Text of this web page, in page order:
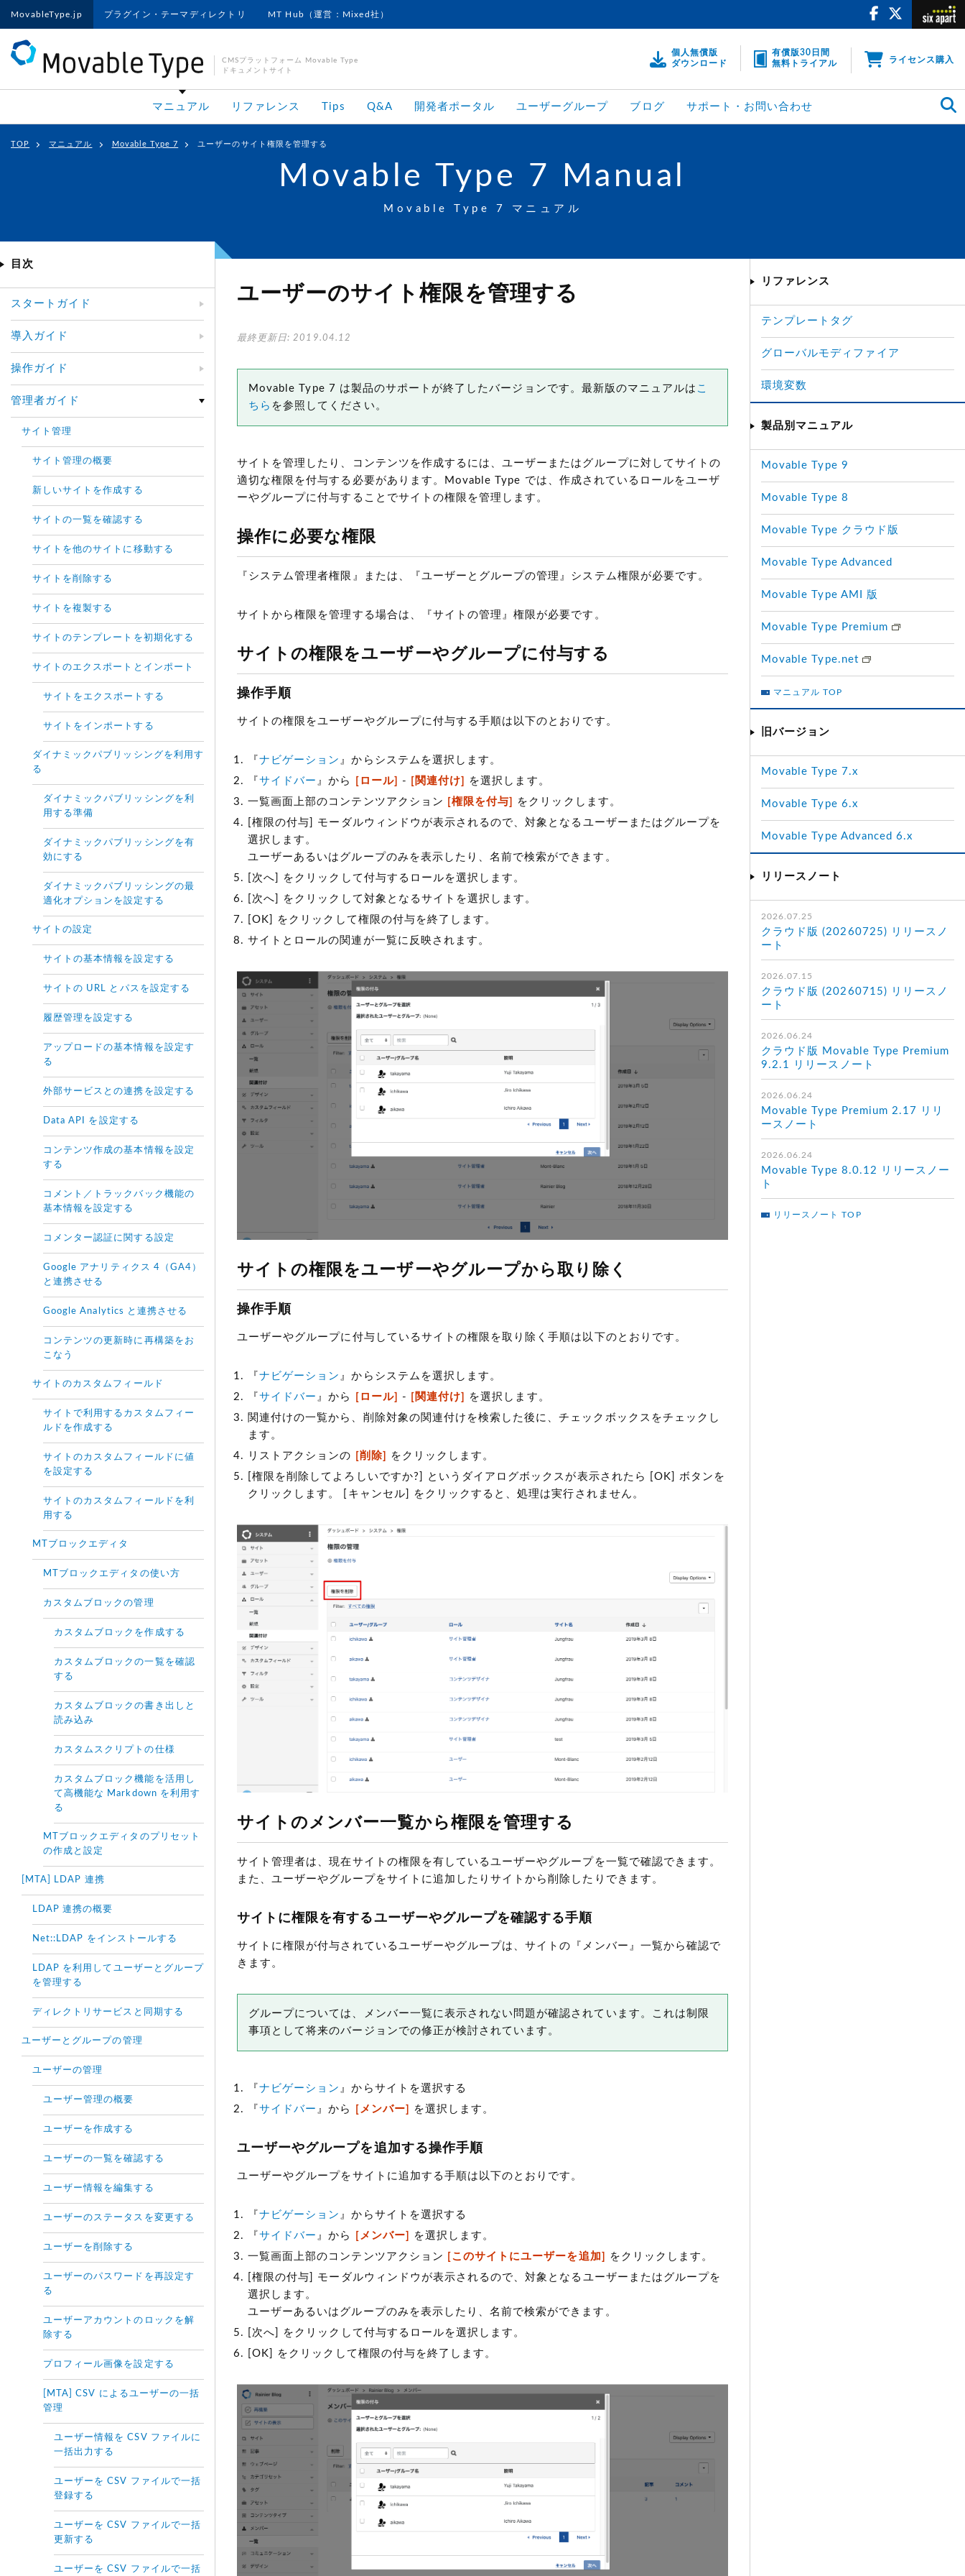
MovableType.jp プラグイン・テーマディレクトリ MT Hub（運営：Mixed社）
CMSプラットフォーム Movable Type
ドキュメントサイト
個人無償版
ダウンロード
有償版30日間
無料トライアル
ライセンス購入
マニュアル リファレンス Tips Q&A 開発者ポータル ユーザーグループ ブログ サポート・お問い合わせ
TOP マニュアル Movable Type 7 ユーザーのサイト権限を管理する
Movable Type 7 Manual
Movable Type 7 マニュアル
ユーザーのサイト権限を管理する
最終更新日: 2019.04.12
Movable Type 7 は製品のサポートが終了したバージョンです。最新版のマニュアルは こ
ちら を参照してください。
サイトを管理したり、コンテンツを作成するには、ユーザーまたはグループに対してサイトの
適切な権限を付与する必要があります。Movable Type では、作成されているロールをユーザ
ーやグループに付与することでサイトの権限を管理します。
操作に必要な権限
『システム管理者権限』または、『ユーザーとグループの管理』システム権限が必要です。
サイトから権限を管理する場合は、『サイトの管理』権限が必要です。
サイトの権限をユーザーやグループに付与する
操作手順
サイトの権限をユーザーやグループに付与する手順は以下のとおりです。
『ナビゲーション 』からシステムを選択します。
『サイドバー 』から [ロール] - [関連付け]
を選択します。
一覧画面上部のコンテンツアクション
[権限を付与]
をクリックします。
[権限の付与] モーダルウィンドウが表示されるので、対象となるユーザーまたはグループを
選択します。
ユーザーあるいはグループのみを表示したり、名前で検索ができます。
[次へ] をクリックして付与するロールを選択します。
[次へ] をクリックして対象となるサイトを選択します。
[OK] をクリックして権限の付与を終了します。
サイトとロールの関連が一覧に反映されます。
サイトの権限をユーザーやグループから取り除く
操作手順
ユーザーやグループに付与しているサイトの権限を取り除く手順は以下のとおりです。
『ナビゲーション 』からシステムを選択します。
『サイドバー 』から [ロール] - [関連付け]
を選択します。
関連付けの一覧から、削除対象の関連付けを検索した後に、チェックボックスをチェックし
ます。
リストアクションの [削除]
をクリックします。
[権限を削除してよろしいですか?] というダイアログボックスが表示されたら [OK] ボタンを
クリックします。 [キャンセル] をクリックすると、処理は実行されません。
サイトのメンバー一覧から権限を管理する
サイト管理者は、現在サイトの権限を有しているユーザーやグループを一覧で確認できます。
また、ユーザーやグループをサイトに追加したりサイトから削除したりできます。
サイトに権限を有するユーザーやグループを確認する手順
サイトに権限が付与されているユーザーやグループは、サイトの『メンバー』一覧から確認で
きます。
グループについては、メンバー一覧に表示されない問題が確認されています。これは制限
事項として将来のバージョンでの修正が検討されています。
『ナビゲーション 』からサイトを選択する
『サイドバー 』から [メンバー] を選択します。
ユーザーやグループを追加する操作手順
ユーザーやグループをサイトに追加する手順は以下のとおりです。
『ナビゲーション 』からサイトを選択する
『サイドバー 』から [メンバー]
を選択します。
一覧画面上部のコンテンツアクション
[このサイトにユーザーを追加]
をクリックします。
[権限の付与] モーダルウィンドウが表示されるので、対象となるユーザーまたはグループを
選択します。
ユーザーあるいはグループのみを表示したり、名前で検索ができます。
[次へ] をクリックして付与するロールを選択します。
[OK] をクリックして権限の付与を終了します。
目次
スタートガイド
導入ガイド
操作ガイド
管理者ガイド
サイト管理
サイト管理の概要
新しいサイトを作成する
サイトの一覧を確認する
サイトを他のサイトに移動する
サイトを削除する
サイトを複製する
サイトのテンプレートを初期化する
サイトのエクスポートとインポート
サイトをエクスポートする
サイトをインポートする
ダイナミックパブリッシングを利用す
る
ダイナミックパブリッシングを利
用する準備
ダイナミックパブリッシングを有
効にする
ダイナミックパブリッシングの最
適化オプションを設定する
サイトの設定
サイトの基本情報を設定する
サイトの URL とパスを設定する
履歴管理を設定する
アップロードの基本情報を設定す
る
外部サービスとの連携を設定する
Data API を設定する
コンテンツ作成の基本情報を設定
する
コメント／トラックバック機能の
基本情報を設定する
コメンター認証に関する設定
Google アナリティクス 4（GA4）
と連携させる
Google Analytics と連携させる
コンテンツの更新時に再構築をお
こなう
サイトのカスタムフィールド
サイトで利用するカスタムフィー
ルドを作成する
サイトのカスタムフィールドに値
を設定する
サイトのカスタムフィールドを利
用する
MTブロックエディタ
MTブロックエディタの使い方
カスタムブロックの管理
カスタムブロックを作成する
カスタムブロックの一覧を確認
する
カスタムブロックの書き出しと
読み込み
カスタムスクリプトの仕様
カスタムブロック機能を活用し
て高機能な Markdown を利用す
る
MTブロックエディタのプリセット
の作成と設定
[MTA] LDAP 連携
LDAP 連携の概要
Net::LDAP をインストールする
LDAP を利用してユーザーとグループ
を管理する
ディレクトリサービスと同期する
ユーザーとグループの管理
ユーザーの管理
ユーザー管理の概要
ユーザーを作成する
ユーザーの一覧を確認する
ユーザー情報を編集する
ユーザーのステータスを変更する
ユーザーを削除する
ユーザーのパスワードを再設定す
る
ユーザーアカウントのロックを解
除する
プロフィール画像を設定する
[MTA] CSV によるユーザーの一括
管理
ユーザー情報を CSV ファイルに
一括出力する
ユーザーを CSV ファイルで一括
登録する
ユーザーを CSV ファイルで一括
更新する
ユーザーを CSV ファイルで一括
リファレンス
テンプレートタグ
グローバルモディファイア
環境変数
製品別マニュアル
Movable Type 9
Movable Type 8
Movable Type クラウド版
Movable Type Advanced
Movable Type AMI 版
Movable Type Premium
Movable Type.net
マニュアル TOP
旧バージョン
Movable Type 7.x
Movable Type 6.x
Movable Type Advanced 6.x
リリースノート
2026.07.25
クラウド版 (20260725) リリースノ
ート
2026.07.15
クラウド版 (20260715) リリースノ
ート
2026.06.24
クラウド版 Movable Type Premium
9.2.1 リリースノート
2026.06.24
Movable Type Premium 2.17 リリ
ースノート
2026.06.24
Movable Type 8.0.12 リリースノー
ト
リリースノート TOP